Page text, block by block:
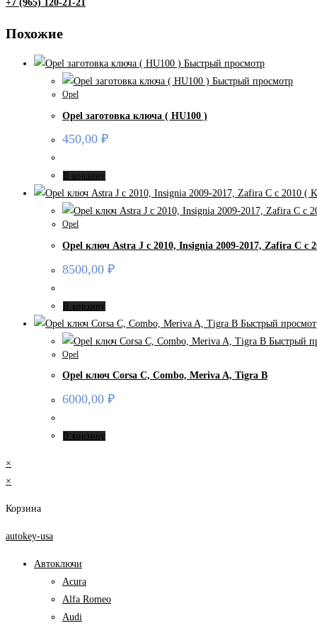
+7 (965) 120-21-21
Похожие
Быстрый просмотр
Быстрый просмотр
Opel
Opel заготовка ключа ( HU100 )
450,00 ₽
В корзину
Opel
Opel ключ Astra J с 2010, Insignia 2009-2017, Zafira С c
8500,00 ₽
В корзину
Быстрый
Быстрый
Opel
Opel ключ Corsa C, Combo, Meriva A, Tigra B
6000,00 ₽
В корзину
×
×
Корзина
autokey-usa
Автоключи
Acura
Alfa Romeo
Audi